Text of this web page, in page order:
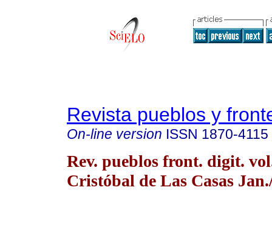
Revista pueblos y
On-line version ISSN 1870-4115
Rev. pueblos front. digit.
Cristóbal de Las Casas